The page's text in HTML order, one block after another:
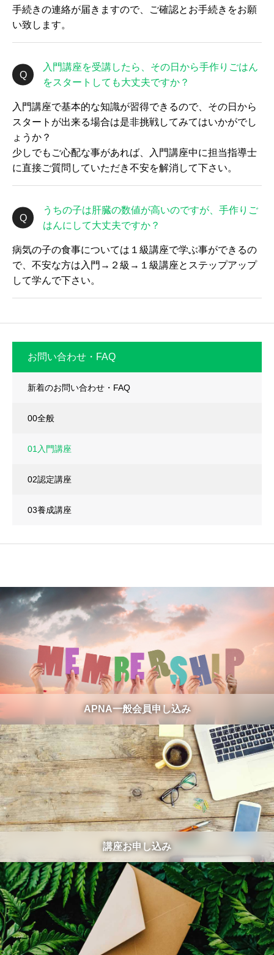
手続きの連絡が届きますので、ご確認とお手続きをお願
い致します。
入門講座を受講したら、その日から手作りごはん
をスタートしても大丈夫ですか？
入門講座で基本的な知識が習得できるので、その日から
スタートが出来る場合は是非挑戦してみてはいかがでし
ょうか？
少しでもご心配な事があれば、入門講座中に担当指導士
に直接ご質問していただき不安を解消して下さい。
うちの子は肝臓の数値が高いのですが、手作りご
はんにして大丈夫ですか？
病気の子の食事については１級講座で学ぶ事ができるの
で、不安な方は入門→２級→１級講座とステップアップ
して学んで下さい。
お問い合わせ・FAQ
新着のお問い合わせ・FAQ
00全般
01入門講座
02認定講座
03養成講座
APNA一般会員申し込み
講座お申し込み